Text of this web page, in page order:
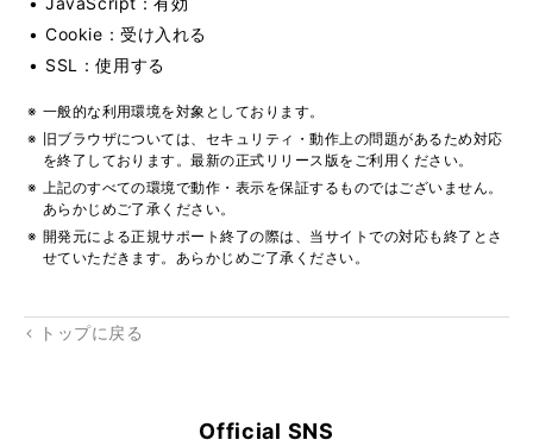
Cookie：受け入れる
SSL：使用する
一般的な利用環境を対象としております。
旧ブラウザについては、セキュリティ・動作上の問題があるため対応
を終了しております。最新の正式リリース版をご利用ください。
上記のすべての環境で動作・表示を保証するものではございません。
あらかじめご了承ください。
開発元による正規サポート終了の際は、当サイトでの対応も終了とさ
せていただきます。あらかじめご了承ください。
トップに戻る
Official SNS